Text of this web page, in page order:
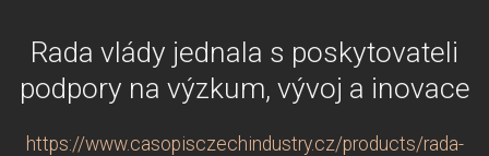
Rada vlády jednala s poskytovateli
podpory na výzkum, vývoj a inovace
https://www.casopisczechindustry.cz/products/rada-